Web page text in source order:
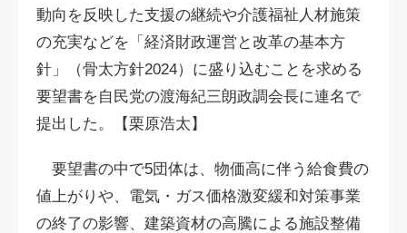
動向を反映した支援の継続や介護福祉人材施策
の充実などを「経済財政運営と改革の基本方
針」（骨太方針2024）に盛り込むことを求める
要望書を自民党の渡海紀三朗政調会長に連名で
提出した。【栗原浩太】
要望書の中で5団体は、物価高に伴う給食費の
値上がりや、電気・ガス価格激変緩和対策事業
の終了の影響、建築資材の高騰による施設整備